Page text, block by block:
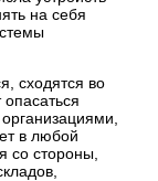
на себя
сходятся во
в любой
со стороны,